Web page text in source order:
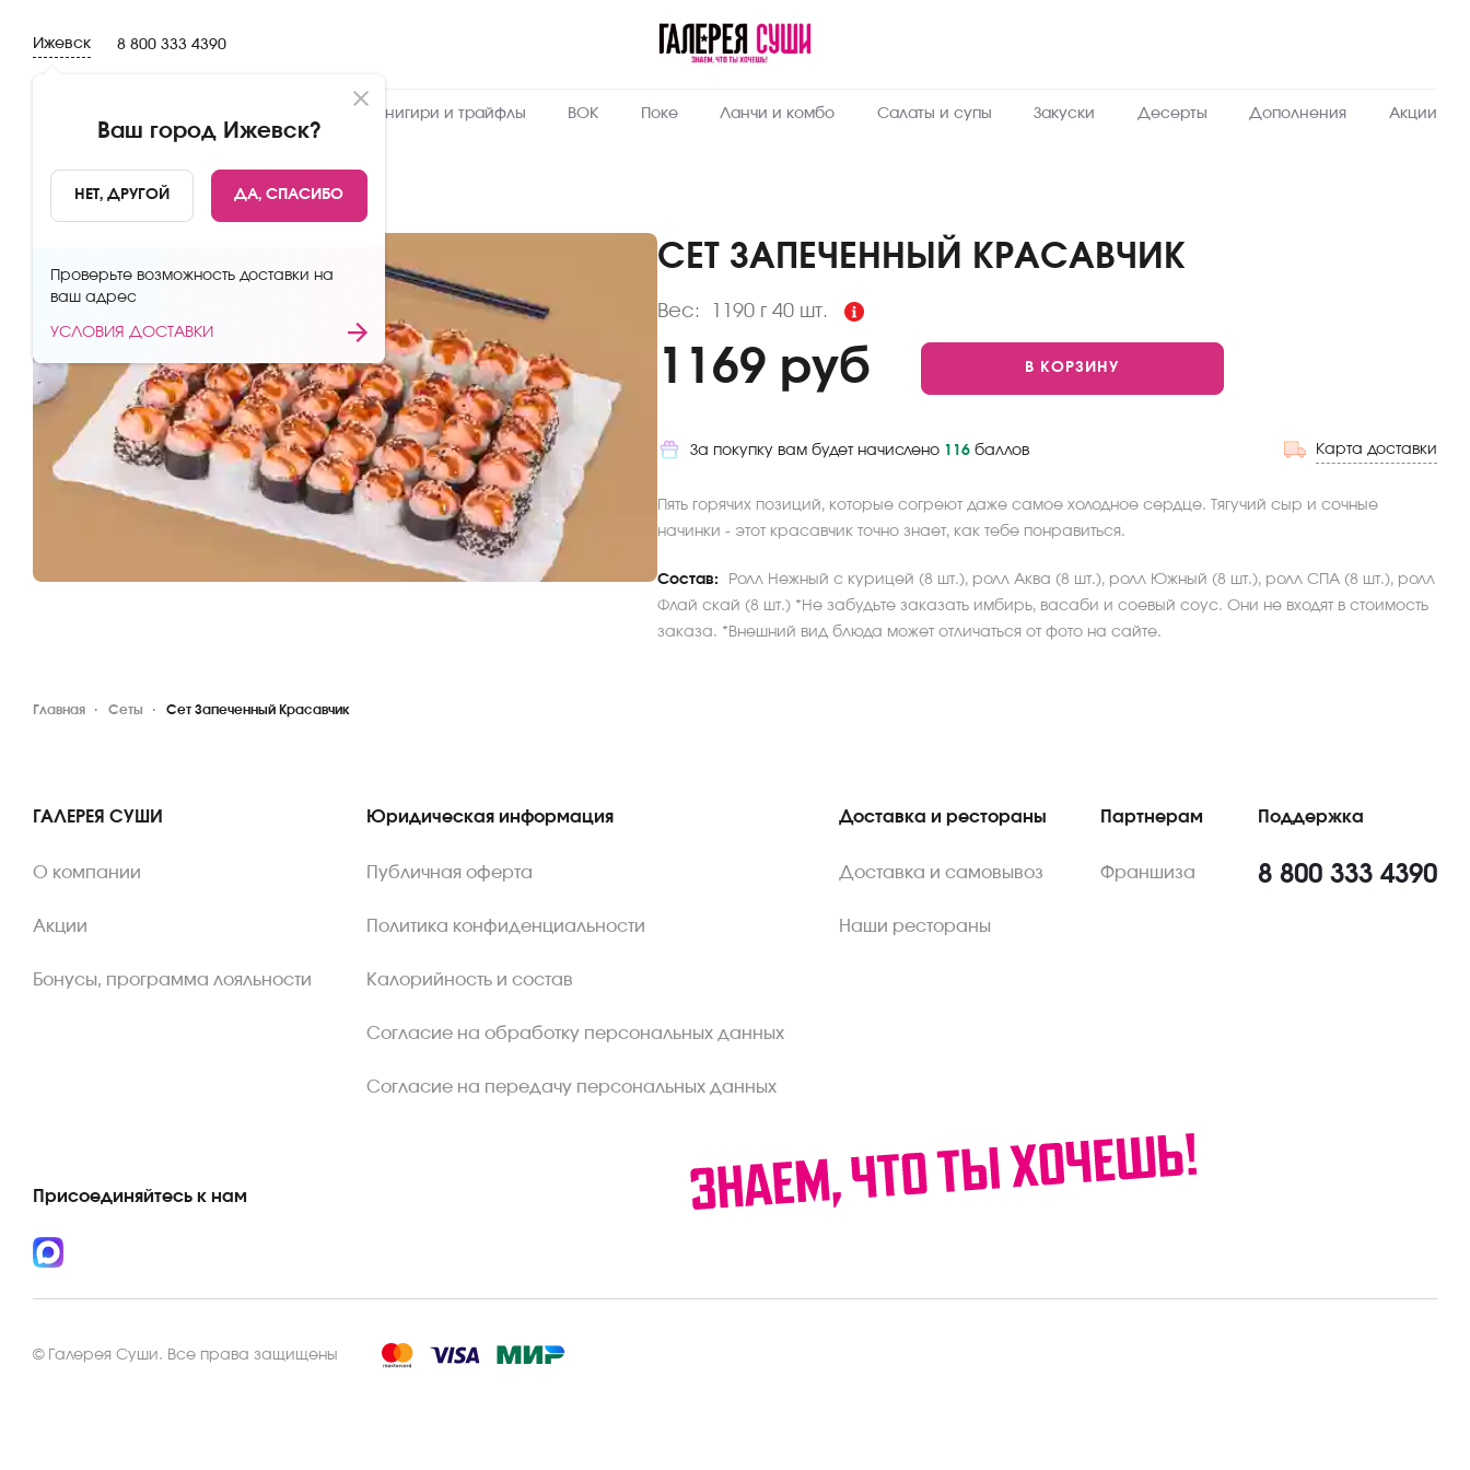
Ижевск
Ваш город Ижевск?
НЕТ, ДРУГОЙ ДА, СПАСИБО
Проверьте возможность доставки на
ваш адрес
УСЛОВИЯ ДОСТАВКИ
8 800 333 4390
Онигири и трайфлы ВОК Поке Ланчи и комбо Салаты и супы Закуски Десерты Дополнения Акции
НАЗАД
СЕТ ЗАПЕЧЕННЫЙ КРАСАВЧИК
Вес: 1190 г40 шт.
Пищевая
1190
Вес, г
270 Ккал
1169 руб В КОРЗИНУ
За покупку вам будет начислено 116 баллов Карта доставки
Пять горячих позиций, которые согреют даже самое холодное сердце. Тягучий сыр и сочные
начинки - этот красавчик точно знает, как тебе понравиться.
Состав:
Ролл Нежный с курицей (8 шт.), ролл Аква (8 шт.), ролл Южный (8 шт.), ролл СПА (8 шт.), ролл
Флай скай (8 шт.) *Не забудьте заказать имбирь, васаби и соевый соус. Они не входят в стоимость
заказа. *Внешний вид блюда может отличаться от фото на сайте.
Главная Сеты Сет Запеченный Красавчик
ГАЛЕРЕЯ СУШИ
О компании
Акции
Бонусы, программа лояльности
Юридическая информация
Публичная оферта
Политика конфиденциальности
Калорийность и состав
Согласие на обработку персональных данных
Согласие на передачу персональных данных
Доставка и рестораны
Доставка и самовывоз
Наши рестораны
Партнерам
Франшиза
Поддержка
8 800 333 4390
Присоединяйтесь к нам
© Галерея Суши. Все права защищены